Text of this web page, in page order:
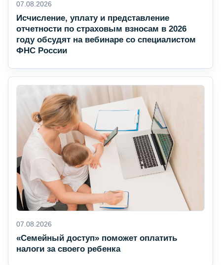
07.08.2026
Исчисление, уплату и представление
отчетности по страховым взносам в 2026
году обсудят на вебинаре со специалистом
ФНС России
07.08.2026
«Семейный доступ» поможет оплатить
налоги за своего ребенка